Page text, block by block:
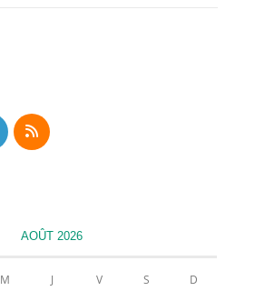
nouvel
AOÛT 2026
M J V S D